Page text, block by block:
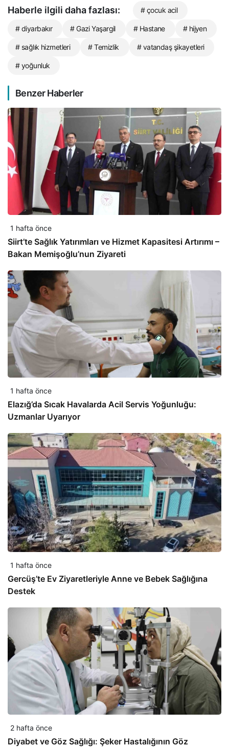
Haberle ilgili daha fazlası: # çocuk acil
# diyarbakır # Gazi Yaşargil # Hastane # hijyen
# sağlık hizmetleri # Temizlik # vatandaş şikayetleri
# yoğunluk
Benzer Haberler
1 hafta önce
Siirt’te Sağlık Yatırımları ve Hizmet Kapasitesi Artırımı –
Bakan Memişoğlu’nun Ziyareti
1 hafta önce
Elazığ’da Sıcak Havalarda Acil Servis Yoğunluğu:
Uzmanlar Uyarıyor
1 hafta önce
Gercüş’te Ev Ziyaretleriyle Anne ve Bebek Sağlığına
Destek
2 hafta önce
Diyabet ve Göz Sağlığı: Şeker Hastalığının Göz